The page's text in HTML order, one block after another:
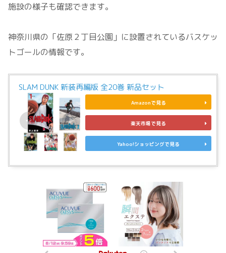
施設の様子も確認できます。
神奈川県の「佐原２丁目公園」に設置されているバスケッ
トゴールの情報です。
SLAM DUNK 新装再編版 全20巻 新品セット
Amazonで見る
楽天市場で見る
Yahoo!ショッピングで見る